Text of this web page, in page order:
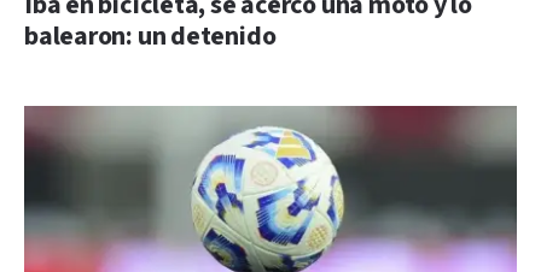
balearon: un detenido